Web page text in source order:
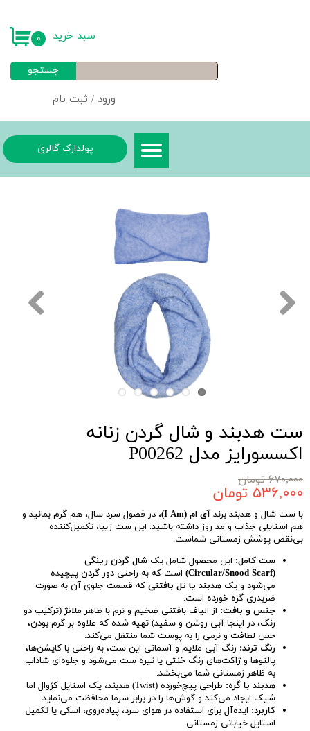
ورود / ثبت نام
خروج از حساب کاربری
جستجو
۰ سبد خرید
پولدارک گالری
ست هدبند و شال گردن زنانه
اکسسورایز مدل P00262
۶۷۰,۰۰۰ تومان
۵۳۶,۰۰۰ تومان
با ست شال و هدبند برندآی ام (I Am)
، در فصول سرد سال، هم گرم بمانید و
هم استایلی جذاب و مد روز داشته باشید. این ست زیبا، تکمیل‌کننده
بی‌نقص پوشش زمستانی شماست.
ست کامل: این محصول شامل یکشال گردن رینگی
(Circular/Snood Scarf)
است که به راحتی دور گردن پیچیده
می‌شود و یکهدبند یا تل بافتنی که قسمت جلوی آن به صورت
ضربدری گره خورده است.
جنس و بافت: از الیاف بافتنی ضخیم و نرم با ظاهرملانژ (ترکیب دو
رنگ، در اینجا آبی روشن و سفید) تهیه شده که علاوه بر گرم بودن،
حس لطافت و نرمی را به پوست شما منتقل می‌کند.
رنگ ترند: رنگ آبی ملایم و آسمانی این ست، به راحتی با کاپشن‌ها،
پالتوها و ژاکت‌های رنگ خنثی یا تیره ست می‌شود و جلوه‌ای شاداب
به ظاهر زمستانی شما می‌بخشد.
هدبند با گره:
طراحی پیچ‌خورده (Twist) هدبند، یک استایل کژوال اما
شیک ایجاد می‌کند و گوش‌ها را در برابر سرما محافظت می‌نماید.
کاربرد: ایده‌آل برای استفاده در هوای سرد، پیاده‌روی، اسکی یا تکمیل
استایل خیابانی زمستانی.